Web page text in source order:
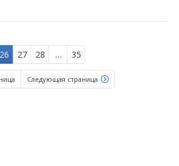
26 27 28 … 35
Следующая страница